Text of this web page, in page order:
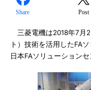
Share Post
三菱電機は2018年7月
ト）技術を活用したFA
日本FAソリューション